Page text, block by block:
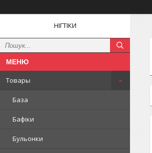
НІГТІКИ
Товары
База
Бафіки
Бульонки